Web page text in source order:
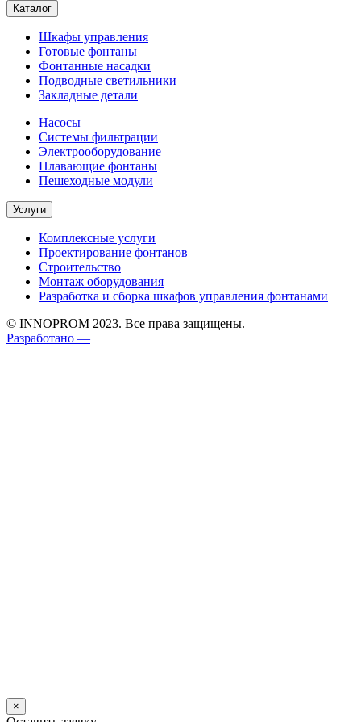
Каталог
Шкафы управления
Готовые фонтаны
Фонтанные насадки
Подводные светильники
Закладные детали
Насосы
Системы фильтрации
Электрооборудование
Плавающие фонтаны
Пешеходные модули
Услуги
Комплексные услуги
Проектирование фонтанов
Строительство
Монтаж оборудования
Разработка и сборка шкафов управления фонтанами
© INNOPROM 2023. Все права защищены.
Разработано —
×